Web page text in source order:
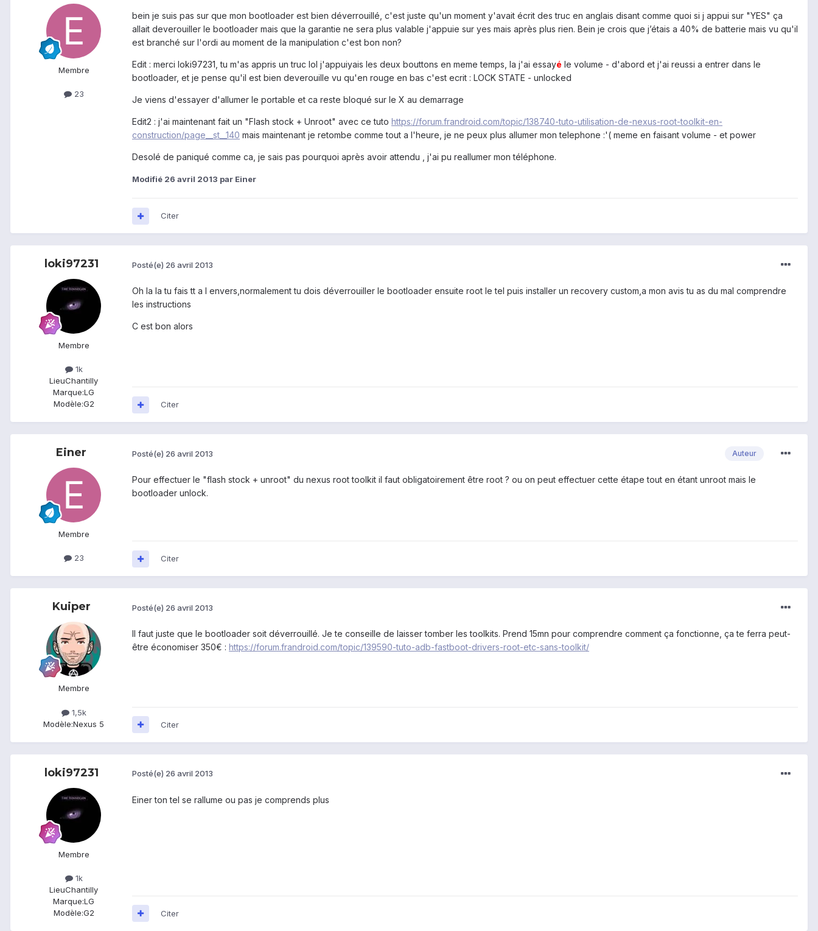
Membre
23
bein je suis pas sur que mon bootloader est bien déverrouillé, c'est juste qu'un moment y'avait écrit des truc en anglais disant comme quoi si j appui sur "YES" ça
allait deverouiller le bootloader mais que la garantie ne sera plus valable j'appuie sur yes mais après plus rien. Bein je crois que j’étais a 40% de batterie mais vu qu'il
est branché sur l'ordi au moment de la manipulation c'est bon non?
Edit : merci loki97231, tu m'as appris un truc lol j'appuiyais les deux bouttons en meme temps, la j'ai essayé le volume - d'abord et j'ai reussi a entrer dans le
bootloader, et je pense qu'il est bien deverouille vu qu'en rouge en bas c'est ecrit : LOCK STATE - unlocked
Je viens d'essayer d'allumer le portable et ca reste bloqué sur le X au demarrage
Edit2 : j'ai maintenant fait un "Flash stock + Unroot" avec ce tuto https://forum.frandroid.com/topic/138740-tuto-utilisation-de-nexus-root-toolkit-en-
construction/page__st__140 mais maintenant je retombe comme tout a l'heure, je ne peux plus allumer mon telephone :'( meme en faisant volume - et power
Desolé de paniqué comme ca, je sais pas pourquoi après avoir attendu , j'ai pu reallumer mon téléphone.
Modifié 26 avril 2013 par Einer
Citer
loki97231
Membre
1k
LieuChantilly
Marque:LG
Modèle:G2
Posté(e) 26 avril 2013
Oh la la tu fais tt a l envers,normalement tu dois déverrouiller le bootloader ensuite root le tel puis installer un recovery custom,a mon avis tu as du mal comprendre
les instructions
C est bon alors
Citer
Einer
Membre
23
Auteur
Posté(e) 26 avril 2013
Pour effectuer le "flash stock + unroot" du nexus root toolkit il faut obligatoirement être root ? ou on peut effectuer cette étape tout en étant unroot mais le
bootloader unlock.
Citer
Kuiper
Membre
1,5k
Modèle:Nexus 5
Posté(e) 26 avril 2013
Il faut juste que le bootloader soit déverrouillé. Je te conseille de laisser tomber les toolkits. Prend 15mn pour comprendre comment ça fonctionne, ça te ferra peut-
être économiser 350€ : https://forum.frandroid.com/topic/139590-tuto-adb-fastboot-drivers-root-etc-sans-toolkit/
Citer
loki97231
Membre
1k
LieuChantilly
Marque:LG
Modèle:G2
Posté(e) 26 avril 2013
Einer ton tel se rallume ou pas je comprends plus
Citer